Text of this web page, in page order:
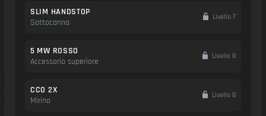
SLIM HANDSTOP
Sottocanna
Livello 7
5 MW ROSSO
Accessorio superiore
Livello 8
CCO 2X
Mirino
Livello 8